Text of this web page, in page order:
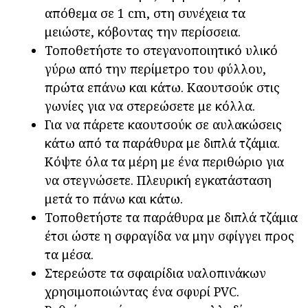
απόθεμα σε 1 cm, στη συνέχεια τα
μειώστε, κόβοντας την περίσσεια.
Τοποθετήστε το στεγανοποιητικό υλικό
γύρω από την περίμετρο του φύλλου,
πρώτα επάνω και κάτω. Καουτσούκ στις
γωνίες για να στερεώσετε με κόλλα.
Για να πάρετε καουτσούκ σε αυλακώσεις
κάτω από τα παράθυρα με διπλά τζάμια.
Κόψτε όλα τα μέρη με ένα περιθώριο για
να στεγνώσετε. Πλευρική εγκατάσταση
μετά το πάνω και κάτω.
Τοποθετήστε τα παράθυρα με διπλά τζάμια
έτσι ώστε η σφραγίδα να μην σφίγγει προς
τα μέσα.
Στερεώστε τα σφαιρίδια υαλοπινάκων
χρησιμοποιώντας ένα σφυρί PVC.